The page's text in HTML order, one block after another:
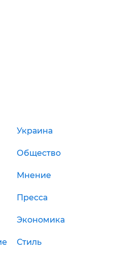
Украина
Общество
Мнение
Пресса
Экономика
Стиль